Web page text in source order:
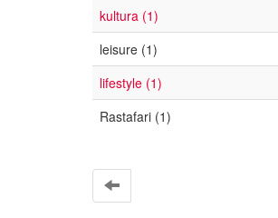
kultura (1)
leisure (1)
lifestyle (1)
Rastafari (1)